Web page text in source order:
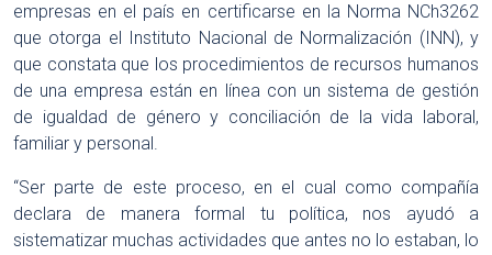
empresas en el país en certificarse en la Norma NCh3262
que otorga el Instituto Nacional de Normalización (INN), y
que constata que los procedimientos de recursos humanos
de una empresa están en línea con un sistema de gestión
de igualdad de género y conciliación de la vida laboral,
familiar y personal.
“Ser parte de este proceso, en el cual como compañía
declara de manera formal tu política, nos ayudó a
sistematizar muchas actividades que antes no lo estaban, lo